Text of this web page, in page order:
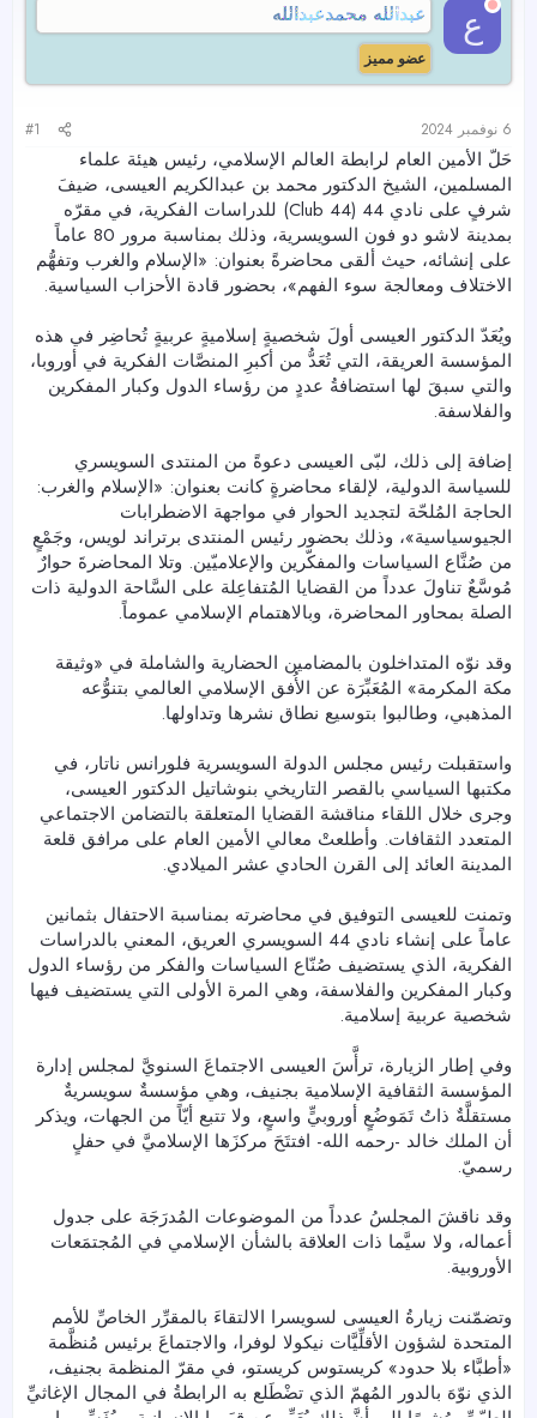
ع عبدالله محمدعبدالله
عضو مميز
6 نوفمبر 2024 #1
حَلّ الأمين العام لرابطة العالم الإسلامي، رئيس هيئة علماء
المسلمين، الشيخ الدكتور محمد بن عبدالكريم العيسى، ضيفَ
شرفٍ على نادي 44 (Club 44) للدراسات الفكرية، في مقرّه
بمدينة لاشو دو فون السويسرية، وذلك بمناسبة مرور 80 عاماً
على إنشائه، حيث ألقى محاضرةً بعنوان: «الإسلام والغرب وتفهُّم
الاختلاف ومعالجة سوء الفهم»، بحضور قادة الأحزاب السياسية.
ويُعَدّ الدكتور العيسى أولَ شخصيةٍ إسلاميةٍ عربيةٍ تُحاضِر في هذه
المؤسسة العريقة، التي تُعَدُّ من أكبرِ المنصَّات الفكرية في أوروبا،
والتي سبقَ لها استضافةُ عددٍ من رؤساء الدول وكبار المفكرين
والفلاسفة.
إضافة إلى ذلك، لبّى العيسى دعوةً من المنتدى السويسري
للسياسة الدولية، لإلقاء محاضرةٍ كانت بعنوان: «الإسلام والغرب:
الحاجة المُلحّة لتجديد الحوار في مواجهة الاضطرابات
الجيوسياسية»، وذلك بحضور رئيس المنتدى برتراند لويس، وجَمْعٍ
من صُنَّاع السياسات والمفكّرين والإعلاميّين. وتلا المحاضرةَ حوارٌ
مُوسَّعٌ تناولَ عدداً من القضايا المُتفاعِلة على السَّاحة الدولية ذات
الصلة بمحاور المحاضرة، وبالاهتمام الإسلامي عموماً.
وقد نوّه المتداخلون بالمضامين الحضارية والشاملة في «وثيقة
مكة المكرمة» المُعَبِّرَة عن الأُفق الإسلامي العالمي بتنوُّعه
المذهبي، وطالبوا بتوسيع نطاق نشرها وتداولها.
واستقبلت رئيس مجلس الدولة السويسرية فلورانس ناتار، في
مكتبها السياسي بالقصر التاريخي بنوشاتيل الدكتور العيسى،
وجرى خلال اللقاء مناقشة القضايا المتعلقة بالتضامن الاجتماعي
المتعدد الثقافات. وأطلعتْ معالي الأمين العام على مرافق قلعة
المدينة العائد إلى القرن الحادي عشر الميلادي.
‏وتمنت للعيسى التوفيق في محاضرته بمناسبة الاحتفال بثمانين
عاماً على إنشاء نادي 44 السويسري العريق، المعني بالدراسات
الفكرية، الذي يستضيف صُنّاع السياسات والفكر من رؤساء الدول
وكبار المفكرين والفلاسفة، وهي المرة الأولى التي يستضيف فيها
شخصية عربية إسلامية.
وفي إطار الزيارة، ترأَّسَ العيسى الاجتماعَ السنويَّ لمجلس إدارة
المؤسسة الثقافية الإسلامية بجنيف، وهي مؤسسةٌ سويسريةٌ
مستقلَّةٌ ذاتُ تَمَوضُعٍ أوروبيٍّ واسعٍ، ولا تتبع أيّاً من الجهات، ويذكر
أن الملك خالد -رحمه الله- افتتَحَ مركزَها الإسلاميَّ في حفلٍ
رسميّ.
وقد ناقشَ المجلسُ عدداً من الموضوعات المُدرَجَة على جدول
أعماله، ولا سيَّما ذات العلاقة بالشأن الإسلامي في المُجتمَعات
الأوروبية.
وتضمّنت زيارةُ العيسى لسويسرا الالتقاءَ بالمقرِّر الخاصِّ للأمم
المتحدة لشؤون الأقلِّيَّات نيكولا لوفرا، والاجتماعَ برئيس مُنظَّمة
«أطبَّاء بلا حدود» كريستوس كريستو، في مقرّ المنظمة بجنيف،
الذي نوّهَ بالدور المُهمّ الذي تضْطَلع به الرابطةُ في المجال الإغاثيِّ